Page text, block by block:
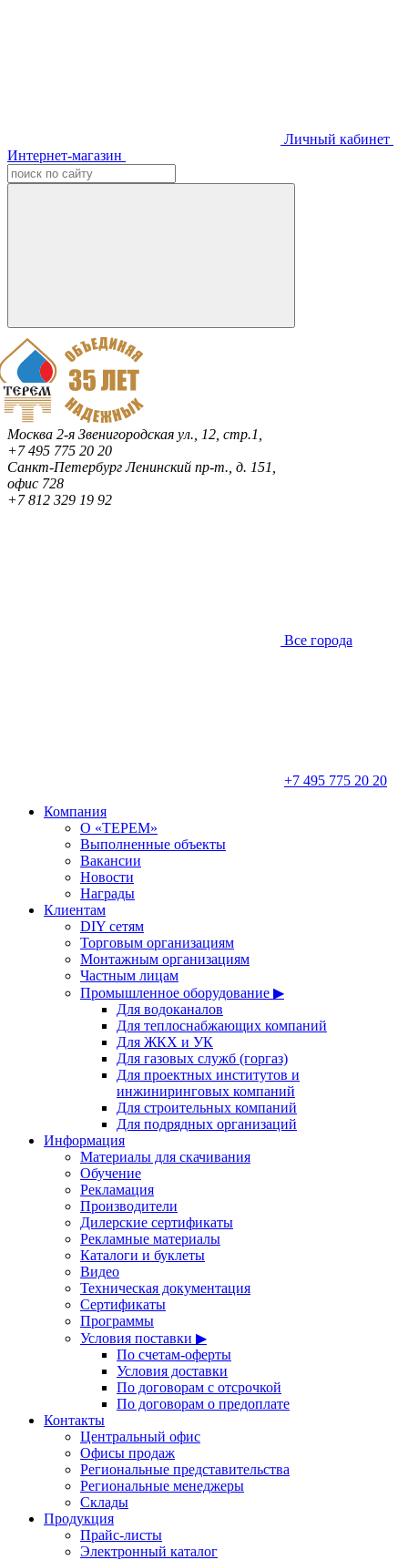
Личный кабинет
Интернет-магазин
Москва 2-я Звенигородская ул., 12, стр.1,
+7 495 775 20 20
Санкт-ПетербургЛенинский пр-т., д. 151,
офис 728
+7 812 329 19 92
Все города
+7 495 775 20 20
Компания
О «ТЕРЕМ»
Выполненные объекты
Вакансии
Новости
Награды
Клиентам
DIY сетям
Торговым организациям
Монтажным организациям
Частным лицам
Промышленное оборудование ▶
Для водоканалов
Для теплоснабжающих компаний
Для ЖКХ и УК
Для газовых служб (горгаз)
Для проектных институтов и
инжиниринговых компаний
Для строительных компаний
Для подрядных организаций
Информация
Материалы для скачивания
Обучение
Рекламация
Производители
Дилерские сертификаты
Рекламные материалы
Каталоги и буклеты
Видео
Техническая документация
Сертификаты
Программы
Условия поставки ▶
По счетам-оферты
Условия доставки
По договорам с отсрочкой
По договорам о предоплате
Контакты
Центральный офис
Офисы продаж
Региональные представительства
Региональные менеджеры
Склады
Продукция
Прайс-листы
Электронный каталог